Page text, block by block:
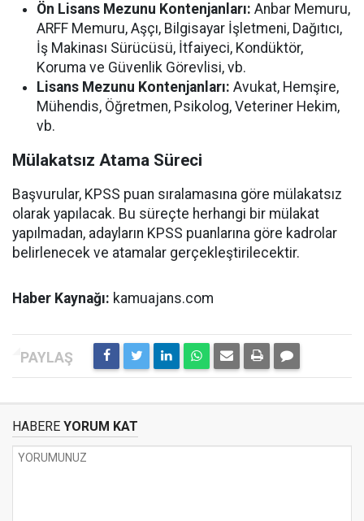
Ön Lisans Mezunu Kontenjanları: Anbar Memuru,
ARFF Memuru, Aşçı, Bilgisayar İşletmeni, Dağıtıcı,
İş Makinası Sürücüsü, İtfaiyeci, Kondüktör,
Koruma ve Güvenlik Görevlisi, vb.
Lisans Mezunu Kontenjanları: Avukat, Hemşire,
Mühendis, Öğretmen, Psikolog, Veteriner Hekim,
vb.
Mülakatsız Atama Süreci
Başvurular, KPSS puan sıralamasına göre mülakatsız
olarak yapılacak. Bu süreçte herhangi bir mülakat
yapılmadan, adayların KPSS puanlarına göre kadrolar
belirlenecek ve atamalar gerçekleştirilecektir.
Haber Kaynağı: kamuajans.com
HABERE YORUM KAT